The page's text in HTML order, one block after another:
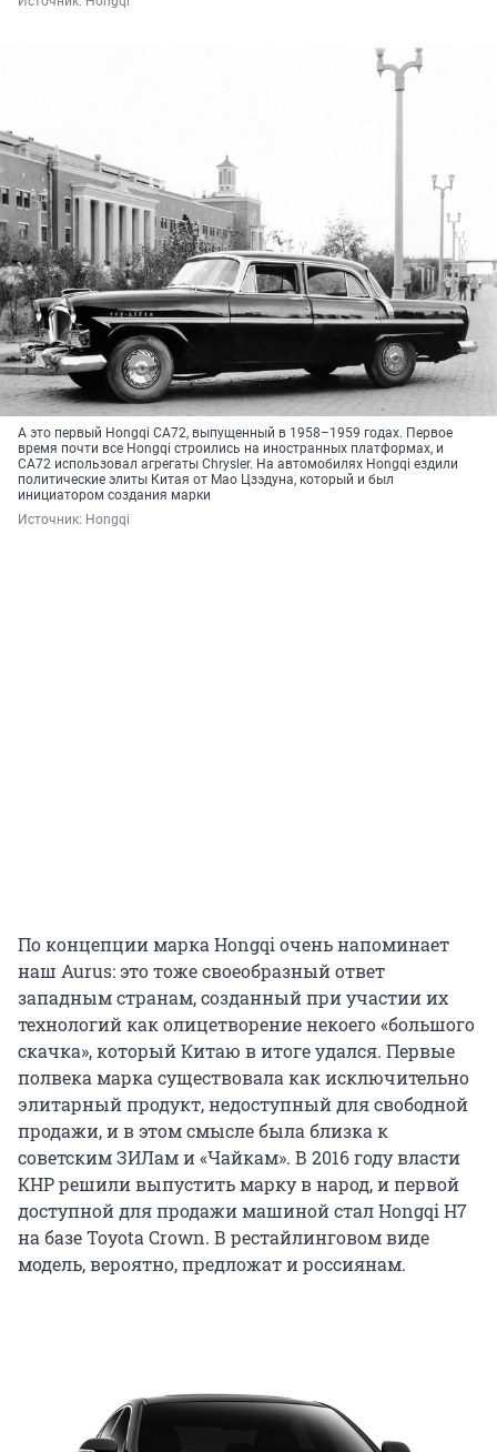
А это первый Hongqi CA72, выпущенный в 1958–1959 годах. Первое
время почти все Hongqi строились на иностранных платформах, и
CA72 использовал агрегаты Chrysler. На автомобилях Hongqi ездили
политические элиты Китая от Мао Цзэдуна, который и был
инициатором создания марки
Источник: Hongqi
По концепции марка Hongqi очень напоминает
наш Aurus: это тоже своеобразный ответ
западным странам, созданный при участии их
технологий как олицетворение некоего «большого
скачка», который Китаю в итоге удался. Первые
полвека марка существовала как исключительно
элитарный продукт, недоступный для свободной
продажи, и в этом смысле была близка к
советским ЗИЛам и «Чайкам». В 2016 году власти
КНР решили выпустить марку в народ, и первой
доступной для продажи машиной стал Hongqi H7
на базе Toyota Crown. В рестайлинговом виде
модель, вероятно, предложат и россиянам.